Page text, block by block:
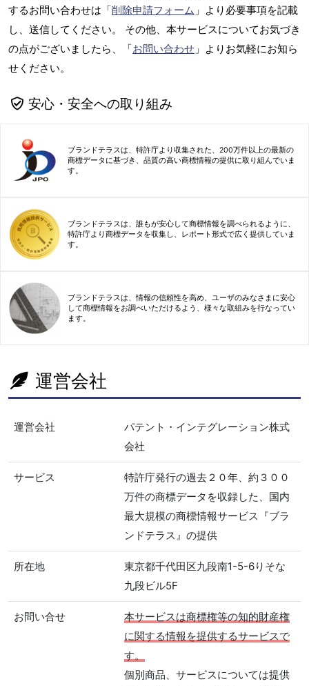
するお問い合わせは「削除申請フォーム 」より必要事項を記載
し、送信してください。 その他、本サービスについてお気づき
の点がございましたら、「お問い合わせ 」よりお気軽にお知ら
せください。
安心・安全への取り組み
ブランドテラスは、特許庁より収集された、200万件以上の最新の
商標データに基づき、品質の高い商標情報の提供に取り組んでいま
す。
ブランドテラスは、誰もが安心して商標情報を調べられるように、
特許庁より商標データを収集し、レポート形式で広く提供していま
す。
ブランドテラスは、情報の信頼性を高め、ユーザのみなさまに安心
して商標情報をお調べいただけるよう、様々な取組みを行なってい
ます。
運営会社
運営会社
パテント・インテグレーション株式
会社
サービス
特許庁発行の過去２０年、約３００
万件の商標データを収録した、国内
最大規模の商標情報サービス『ブラ
ンドテラス』の提供
所在地
東京都千代田区九段南1-5-6りそな
九段ビル5F
お問い合せ
本サービスは商標権等の知的財産権
に関する情報を提供するサービスで
す。
個別商品、サービスについては提供